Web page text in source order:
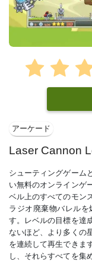
アーケード
Laser Cannon
シューティングゲーム
い無料のオンラインゲ
ベル上のすべてのモン
ラジオ廃棄物バレルを
す。レベルの目標を達
ないほど、より多くの
を連続して再生できま
し、それらすべてを集